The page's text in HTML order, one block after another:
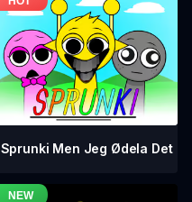
Sprunki Men Jeg Ødela Det